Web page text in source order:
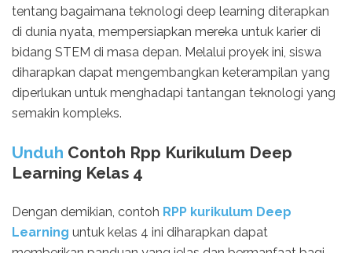
tentang bagaimana teknologi deep learning diterapkan
di dunia nyata, mempersiapkan mereka untuk karier di
bidang STEM di masa depan. Melalui proyek ini, siswa
diharapkan dapat mengembangkan keterampilan yang
diperlukan untuk menghadapi tantangan teknologi yang
semakin kompleks.
Unduh Contoh Rpp Kurikulum Deep
Learning Kelas 4
Dengan demikian, contoh RPP kurikulum Deep
Learning untuk kelas 4 ini diharapkan dapat